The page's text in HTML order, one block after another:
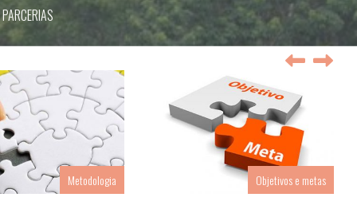
PARCERIAS
Metodologia Objetivos e metas